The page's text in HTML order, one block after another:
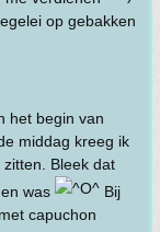
op gebakken
het begin van
middag kreeg ik
Bleek dat
was
Bij
capuchon